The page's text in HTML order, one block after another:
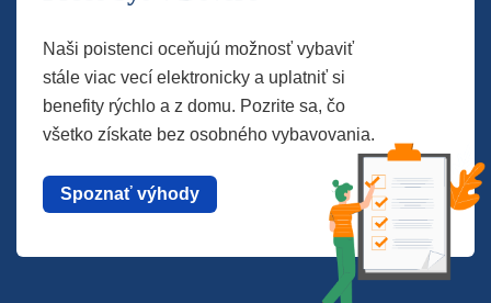
Naši poistenci oceňujú možnosť vybaviť
stále viac vecí elektronicky a uplatniť si
benefity rýchlo a z domu. Pozrite sa, čo
všetko získate bez osobného vybavovania.
Spoznať výhody